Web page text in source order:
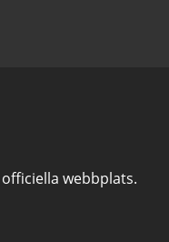
webbplats.